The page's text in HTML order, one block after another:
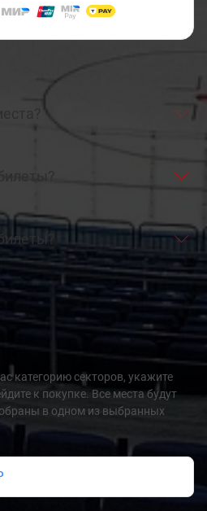
категорию секторов, укажите
к покупке. Все места будут
в одном из выбранных